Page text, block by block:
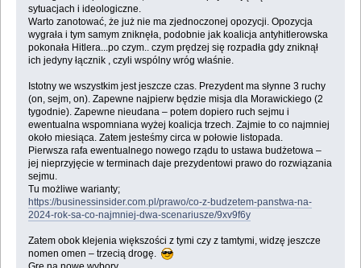
sytuacjach i ideologiczne.
Warto zanotować, że już nie ma zjednoczonej opozycji. Opozycja
wygrała i tym samym zniknęła, podobnie jak koalicja antyhitlerowska
pokonała Hitlera...po czym.. czym prędzej się rozpadła gdy zniknął
ich jedyny łącznik , czyli wspólny wróg właśnie.
Istotny we wszystkim jest jeszcze czas. Prezydent ma słynne 3 ruchy
(on, sejm, on). Zapewne najpierw będzie misja dla Morawickiego (2
tygodnie). Zapewne nieudana – potem dopiero ruch sejmu i
ewentualna wspomniana wyżej koalicja trzech. Zajmie to co najmniej
około miesiąca. Zatem jesteśmy circa w połowie listopada.
Pierwsza rafa ewentualnego nowego rządu to ustawa budżetowa –
jej nieprzyjęcie w terminach daje prezydentowi prawo do rozwiązania
sejmu.
Tu możliwe warianty;
https://businessinsider.com.pl/prawo/co-z-budzetem-panstwa-na-
2024-rok-sa-co-najmniej-dwa-scenariusze/9xv9f6y
Zatem obok klejenia większości z tymi czy z tamtymi, widzę jeszcze
nomen omen – trzecią drogę.